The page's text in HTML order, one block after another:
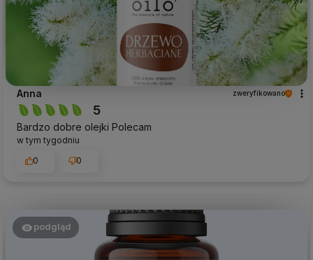
Anna zweryfikowano
5
Bardzo dobre olejki Polecam
w tym tygodniu
0
0
podgląd